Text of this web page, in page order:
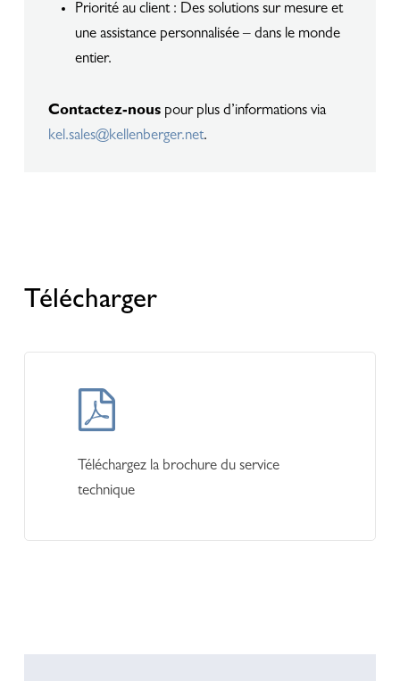
Priorité au client : Des solutions sur mesure et
une assistance personnalisée – dans le monde
entier.
Contactez-nouspour plus d’informations via
kel.sales@kellenberger.net.
Télécharger
Téléchargez la brochure du service
technique